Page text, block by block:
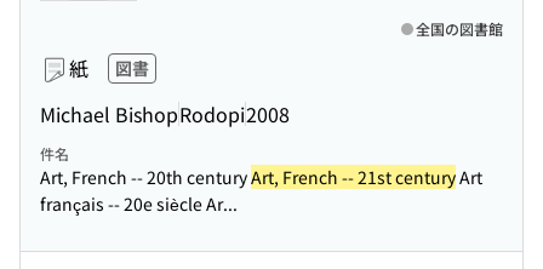
紙 図書
Michael BishopRodopi2008
全国の図書館
件名
Art, French -- 20th centuryArt, French -- 21st centuryArt
français -- 20e siècle Ar...